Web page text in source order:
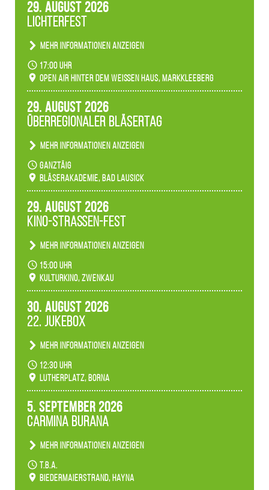
29. August 2026
Lichterfest
Mehr Informationen anzeigen
Becherlichter, Fackeln und Lichtinstallationen
verwandeln den agra-Park in einen farbigen
Märchenwald, der bei jedem Rundgang einen
Ambiente gibt es ein leuchtendes Konzert
unserer Fachbereiche.
17:00 Uhr
Open Air hinter dem weißen Haus, Markkleeberg
29. August 2026
Überregionaler Bläsertag
Mehr Informationen anzeigen
Teilnahme der Bläserklassen.
ganztäig
Bläserakademie, Bad Lausick
29. August 2026
Kino-Straßen-Fest
Mehr Informationen anzeigen
Konzert unserer Zwenkauer Schüler und
Schülerinnen zum Fest des Kulturkinos.
15:00 Uhr
Kulturkino, Zwenkau
30. August 2026
22. Jukebox
Mehr Informationen anzeigen
Anlässlicher der 775-Jahrfeier der Stadt Borna
spielen wir noch einmal unser aktuelles
Jukeboxprogramm zum Stadtfest.
12:30 Uhr
Lutherplatz, Borna
5. September 2026
Carmina Burana
Mehr Informationen anzeigen
Tanztheater der Quertänzer Borna.
t.b.a.
Biedermaierstrand, Hayna